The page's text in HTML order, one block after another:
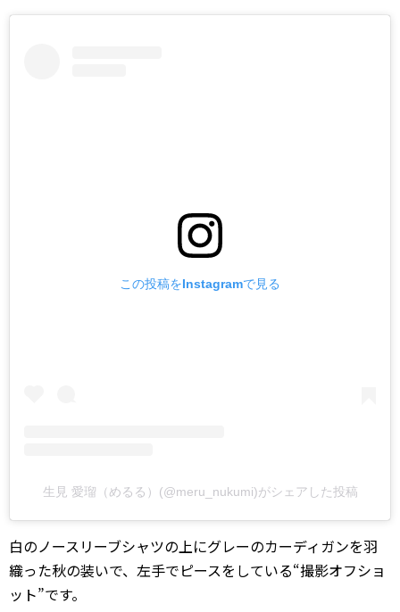
この投稿をInstagramで見る
生見 愛瑠（めるる）(@meru_nukumi)がシェアした投稿
白のノースリーブシャツの上にグレーのカーディガンを羽
織った秋の装いで、左手でピースをしている“撮影オフショ
ット”です。